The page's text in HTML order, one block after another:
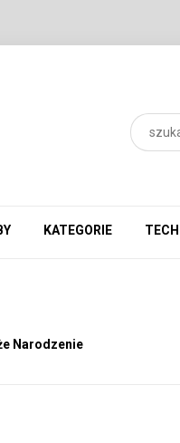
KATEGORIE
Narodzenie